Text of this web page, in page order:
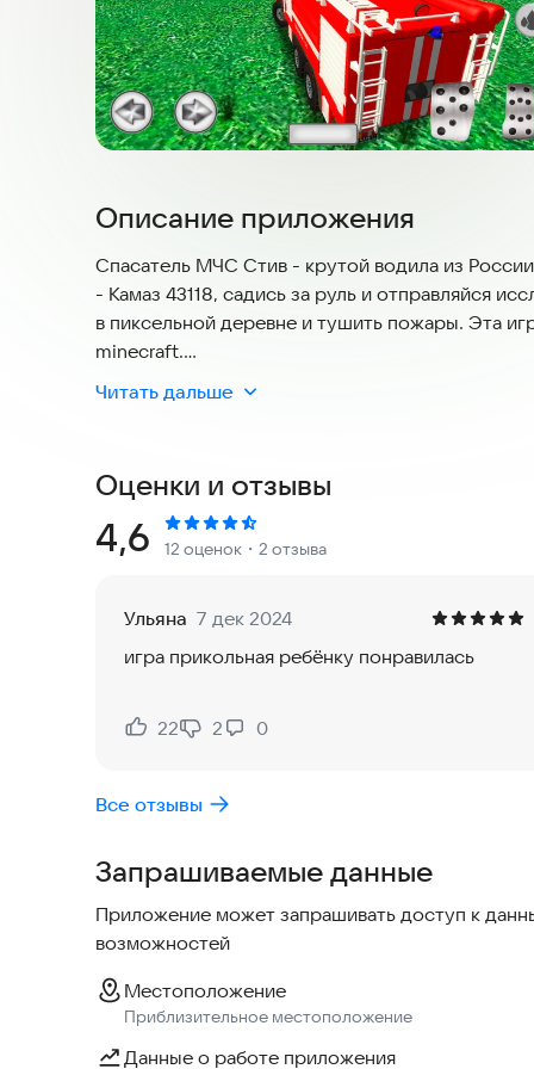
Описание приложения
Спасатель МЧС Стив - крутой водила из
- Камаз 43118, садись за руль и отправляйся
в пиксельной деревне и тушить пожары. Эта
minecraft.
Будь реальным русским водилой службы
грузовику до тонированного мужского зверя,
русский дрифт - пожарные машины! Покажи
машине Камаз по городу в игре свободного
Свободная езда в городе и по деревне на
русский пожарный автомобиль и начинай
максимальную скорость, меняй колеса или
что это не бесплатно, поэтому сначала тебе
- Спасатель МЧС Стив в главной роли!
- Симулятор русской машины КАМАЗ 43118 .
- Реалистичная езда по холмам и дорогам -
камеры.
- В пожарной станции Стива ты сможешь
- Ты сможешь вызвать эвакуатор, если твой
Читать дальше
Оценки и отзывы
Рейтинг:
4,6 12 оценок ・2 отзыва
Ульяна 7 дек 2024
игра прикольная ребёнку понравилась
Нравится:
22
Не нравится:
2 0
Все отзывы
Запрашиваемые данные
Приложение может запрашивать доступ к
возможностей
Местоположение
Приблизительное местоположение
Данные о работе приложения